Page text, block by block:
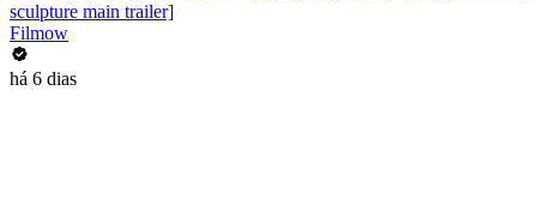
sculpture main trailer]
Filmow
há 6 dias